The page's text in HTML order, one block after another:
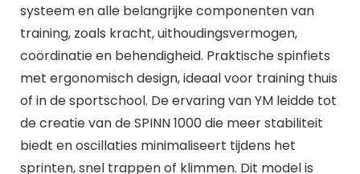
systeem en alle belangrijke componenten van
training, zoals kracht, uithoudingsvermogen,
coördinatie en behendigheid. Praktische spinfiets
met ergonomisch design, ideaal voor training thuis
of in de sportschool. De ervaring van YM leidde tot
de creatie van de SPINN 1000 die meer stabiliteit
biedt en oscillaties minimaliseert tijdens het
sprinten, snel trappen of klimmen. Dit model is